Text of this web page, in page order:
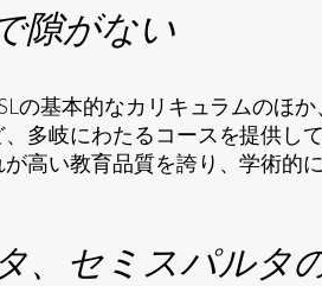
隙がない
の基本的なカリキュラムのほか
多岐にわたるコースを提供し
高い教育品質を誇り、学術的
、セミスパルタ